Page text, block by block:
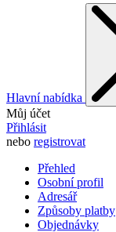
Hlavní nabídka
Můj účet
Přihlásit
nebo registrovat
Přehled
Osobní profil
Adresář
Způsoby platby
Objednávky